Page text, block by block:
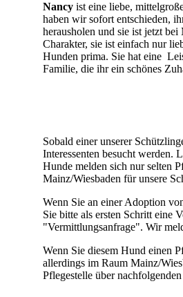
Nancy ist eine liebe,
haben wir sofort entschieden,
herausholen und sie ist jetzt
Charakter, sie ist einfach nur
Hunden prima. Sie hat eine
Familie, die ihr ein schönes
Sobald einer unserer
Interessenten besucht werden.
Hunde melden sich nur selten
Mainz/Wiesbaden für unsere
Wenn Sie an einer Adoption
Sie bitte als ersten Schritt eine
"Vermittlungsanfrage". Wir
Wenn Sie diesem Hund einen
allerdings im Raum Mainz/
Pflegestelle über